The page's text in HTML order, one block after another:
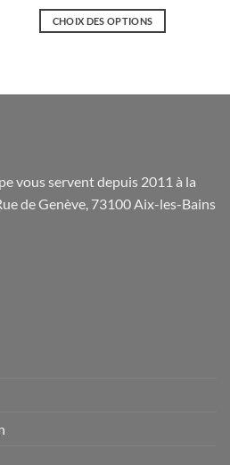
prix :
10,00€
CHOIX DES OPTIONS
plusieurs
être
choisies
vous servent depuis 2011 à la
de Genève, 73100 Aix-les-Bains